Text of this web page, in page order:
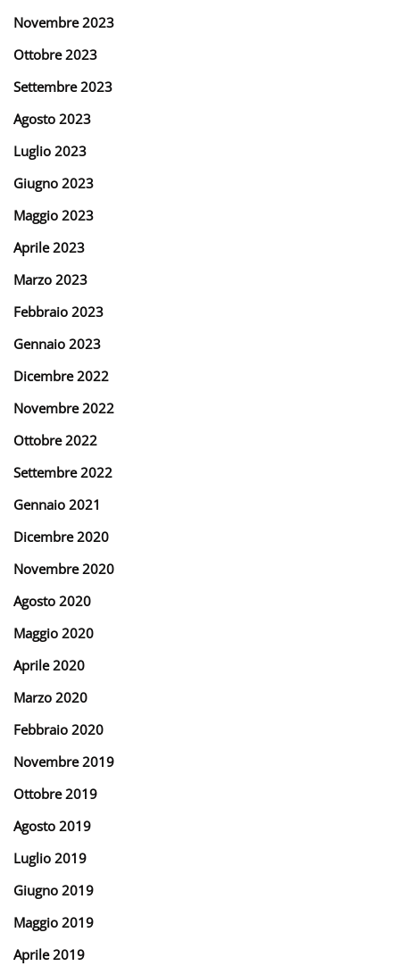
Novembre 2023
Ottobre 2023
Settembre 2023
Agosto 2023
Luglio 2023
Giugno 2023
Maggio 2023
Aprile 2023
Marzo 2023
Febbraio 2023
Gennaio 2023
Dicembre 2022
Novembre 2022
Ottobre 2022
Settembre 2022
Gennaio 2021
Dicembre 2020
Novembre 2020
Agosto 2020
Maggio 2020
Aprile 2020
Marzo 2020
Febbraio 2020
Novembre 2019
Ottobre 2019
Agosto 2019
Luglio 2019
Giugno 2019
Maggio 2019
Aprile 2019